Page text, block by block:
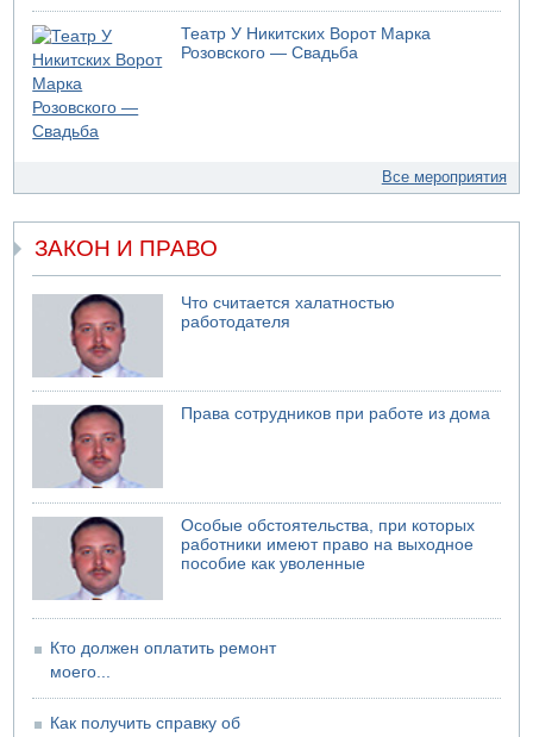
Театр У Никитских Ворот Марка
Розовского — Свадьба
Все мероприятия
ЗАКОН И ПРАВО
Что считается халатностью
работодателя
Права сотрудников при работе из дома
Особые обстоятельства, при которых
работники имеют право на выходное
пособие как уволенные
Кто должен оплатить ремонт
моего...
Как получить справку об